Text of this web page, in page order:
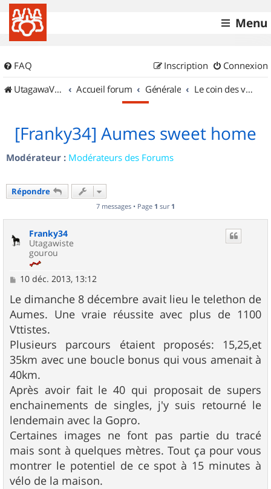
Menu
FAQ Connexion
Inscription
UtagawaVTT (Randos VTT et VTTAE avec traces GPS)
Accueil forum Générale Le coin des vidéastes
[Franky34] Aumes sweet home
Modérateur : Modérateurs des Forums
Répondre
7 messages • Page 1 sur 1
Franky34
Utagawiste
gourou
M
s
s
a
g
e
10 déc. 2013, 13:12
Le dimanche 8 décembre avait lieu le telethon de
Aumes. Une vraie réussite avec plus de 1100
Vttistes.
Plusieurs parcours étaient proposés: 15,25,et
35km avec une boucle bonus qui vous amenait à
40km.
Après avoir fait le 40 qui proposait de supers
enchainements de singles, j'y suis retourné le
lendemain avec la Gopro.
Certaines images ne font pas partie du tracé
mais sont à quelques mètres. Tout ça pour vous
montrer le potentiel de ce spot à 15 minutes à
vélo de la maison.